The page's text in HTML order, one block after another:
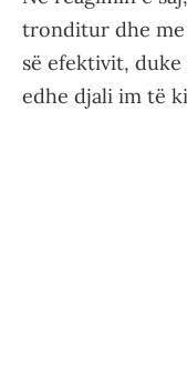
tronditur dhe
së efektivit, duke
edhe djali im të